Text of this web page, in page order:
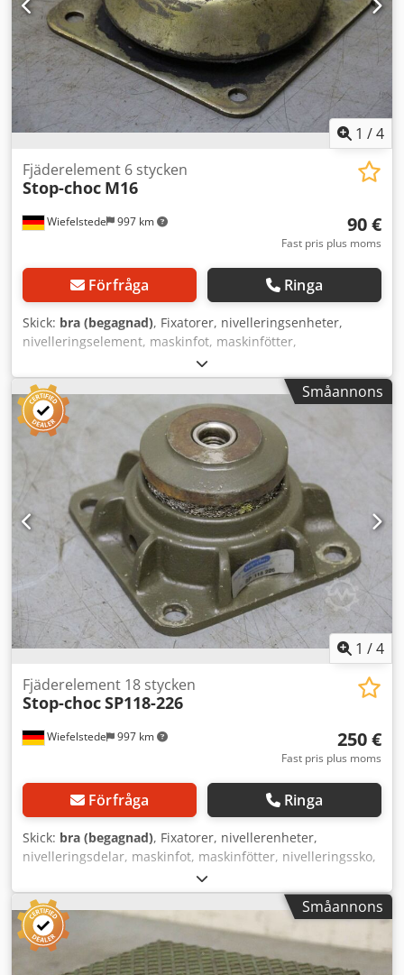
1 /4
Wiefelstede 997 km
Fjäderelement 6 stycken
Stop-choc M16
90 €
Fast pris plus moms
Förfråga Ringa
Skick: bra (begagnad), Fixatorer, nivelleringsenheter,
nivelleringselement, maskinfot, maskinfötter,
nivelleringssko, maskinfundament, nivåskor, kilskor,
maskinstöd, nivelleringsfot Dkodpfjdf Hh Isx Ahker -för:
Verktygsmaskiner och anläggningar -Bygghöjd: 50 mm -
Infästning: M16 -Antal: 6 stycken -Pris: komplett -Mått per
enhet: 168/168/H50 mm -Vikt per enhet: 1,9 kg
Småannons
1 /4
Wiefelstede 997 km
Fjäderelement 18 stycken
Stop-chocSP118-226
250 €
Fast pris plus moms
Förfråga Ringa
Skick: bra (begagnad), Fixatorer, nivellerenheter,
nivelleringsdelar, maskinfot, maskinfötter, nivelleringssko,
maskinfundament, kilskor, maskinstöd, nivelleringsfot -för:
Verktygsmaskiner och anläggningar -Bygghöjd: 70 mm -
Belastning -Antal: 18 st Dodpfxodg Snps Ahkjkr -Pris:
komplett -Mått per styck: 129/129/H70 mm -Vikt per styck:
2,2 kg
Småannons